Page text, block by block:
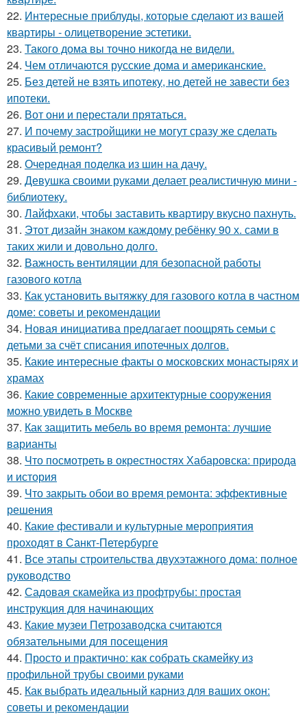
22. Интересные приблуды, которые сделают из вашей
квартиры - олицетворение эстетики.
23. Такого дома вы точно никогда не видели.
24. Чем отличаются русские дома и американские.
25. Без детей не взять ипотеку, но детей не завести без
ипотеки.
26. Вот они и перестали прятаться.
27. И почему застройщики не могут сразу же сделать
красивый ремонт?
28. Очередная поделка из шин на дачу.
29. Девушка своими руками делает реалистичную мини -
библиотеку.
30. Лайфхаки, чтобы заставить квартиру вкусно пахнуть.
31. Этот дизайн знаком каждому ребёнку 90 х. сами в
таких жили и довольно долго.
32. Важность вентиляции для безопасной работы
газового котла
33. Как установить вытяжку для газового котла в частном
доме: советы и рекомендации
34. Новая инициатива предлагает поощрять семьи с
детьми за счёт списания ипотечных долгов.
35. Какие интересные факты о московских монастырях и
храмах
36. Какие современные архитектурные сооружения
можно увидеть в Москве
37. Как защитить мебель во время ремонта: лучшие
варианты
38. Что посмотреть в окрестностях Хабаровска: природа
и история
39. Что закрыть обои во время ремонта: эффективные
решения
40. Какие фестивали и культурные мероприятия
проходят в Санкт-Петербурге
41. Все этапы строительства двухэтажного дома: полное
руководство
42. Садовая скамейка из профтрубы: простая
инструкция для начинающих
43. Какие музеи Петрозаводска считаются
обязательными для посещения
44. Просто и практично: как собрать скамейку из
профильной трубы своими руками
45. Как выбрать идеальный карниз для ваших окон:
советы и рекомендации